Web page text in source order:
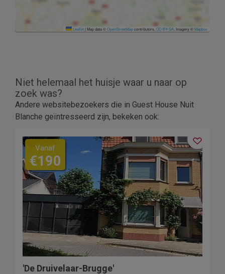
Leaflet| Map data ©OpenStreetMapcontributors, CC-BY-SA , Imagery ©Mapbox
Niet helemaal het huisje waar u naar op
zoek was?
Andere websitebezoekers die in Guest House Nuit
Blanche geïntresseerd zijn, bekeken ook:
Vanaf
€190
'De Druivelaar-Brugge'